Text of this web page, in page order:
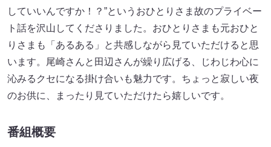
していいんですか！？”というおひとりさま故のプライベー
ト話を沢山してくださりました。おひとりさまも元おひと
りさまも「あるある」と共感しながら見ていただけると思
います。尾崎さんと田辺さんが繰り広げる、じわじわ心に
沁みるクセになる掛け合いも魅力です。ちょっと寂しい夜
のお供に、まったり見ていただけたら嬉しいです。
番組概要